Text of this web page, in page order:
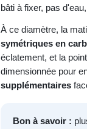
bâti à fixer, pas
À ce diamètre, la
symétriques en
éclatement, et la
dimensionnée pour
supplémentaires
Bon à savoir :